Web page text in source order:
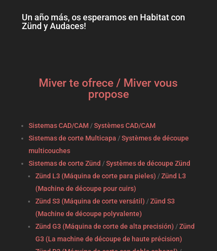
Un año más, os esperamos en Habitat con
Zünd y Audaces!
Miver te ofrece / Miver vous
propose
Sistemas CAD/CAM/Systèmes CAD/CAM
Sistemas de corte Multicapa /Systèmes de découpe
multicouches
Sistemas de corte Zünd /Systèmes de découpe Zünd
Zünd L3 (Máquina de corte para pieles) /Zünd L3
(Machine de découpe pour cuirs)
Zünd S3 (Máquina de corte versátil) /Zünd S3
(Machine de découpe polyvalente)
Zünd G3 (Máquina de corte de alta precisión) /Zünd
G3 (La machine de découpe de haute précision)